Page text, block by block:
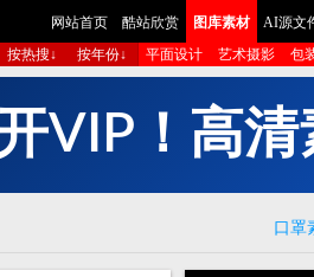
网站首页 酷站欣赏 图库素材
AI源文
按热搜↓ 按年份↓ 平面设计 艺术摄影 包
高清
图 生 成 短
口罩